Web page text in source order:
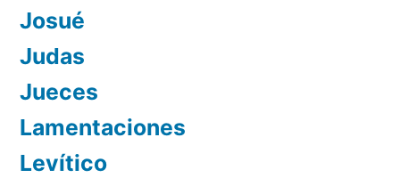
Josué
Judas
Jueces
Lamentaciones
Levítico